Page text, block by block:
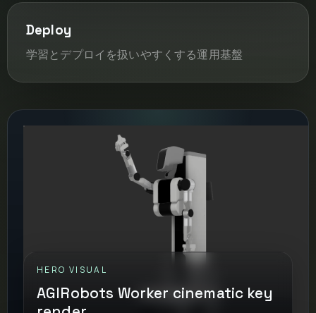
Deploy
学習とデプロイを扱いやすくする運用基盤
HERO VISUAL
AGIRobots Worker cinematic key